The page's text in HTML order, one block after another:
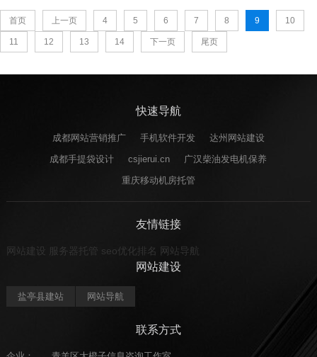
首页 上一页 4 5 6 7 8 9 10
11 12 13 14 下一页 尾页
快速导航
成都网站营销推广 手机软件开发
达州网站建设
成都手提袋设计
csjierui.cn
广汉柴油发电机保养
重庆移动机房托管
友情链接
网站建设 服务器托管 seo优化排名 网站导航
网站建设
盐亭县建站 网站导航
联系方式